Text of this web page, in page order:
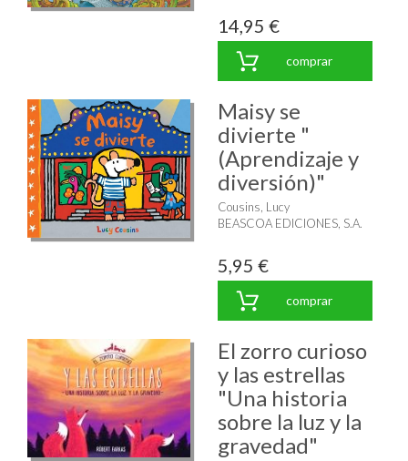
14,95 €
comprar
Maisy se
divierte "
(Aprendizaje y
diversión)"
Cousins, Lucy
BEASCOA EDICIONES, S.A.
5,95 €
comprar
El zorro curioso
y las estrellas
"Una historia
sobre la luz y la
gravedad"